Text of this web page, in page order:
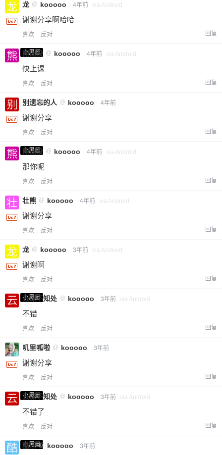
龙 @ kooooo 4年前 via Android
谢谢分享啊哈哈
喜欢 反对 回复
小黑屋
熊出没 @ kooooo 4年前 via Android
快上课
喜欢 反对 回复
别遗忘的人 @ kooooo 4年前
谢谢分享
喜欢 反对 回复
小黑屋
熊出没 @ kooooo 4年前 via Android
那你呢
喜欢 反对 回复
壮熊 @ kooooo 4年前 via Android
谢谢分享
喜欢 反对 回复
龙 @ kooooo 3年前 via Android
谢谢啊
喜欢 反对 回复
小黑屋
云深不知处 @ kooooo 3年前 via Android
不错
喜欢 反对 回复
叽里呱啦 @ kooooo 3年前
谢谢分享
喜欢 反对 回复
小黑屋
云深不知处 @ kooooo 3年前 via Android
不错了
喜欢 反对 回复
小黑屋
酷乐 @ kooooo 3年前